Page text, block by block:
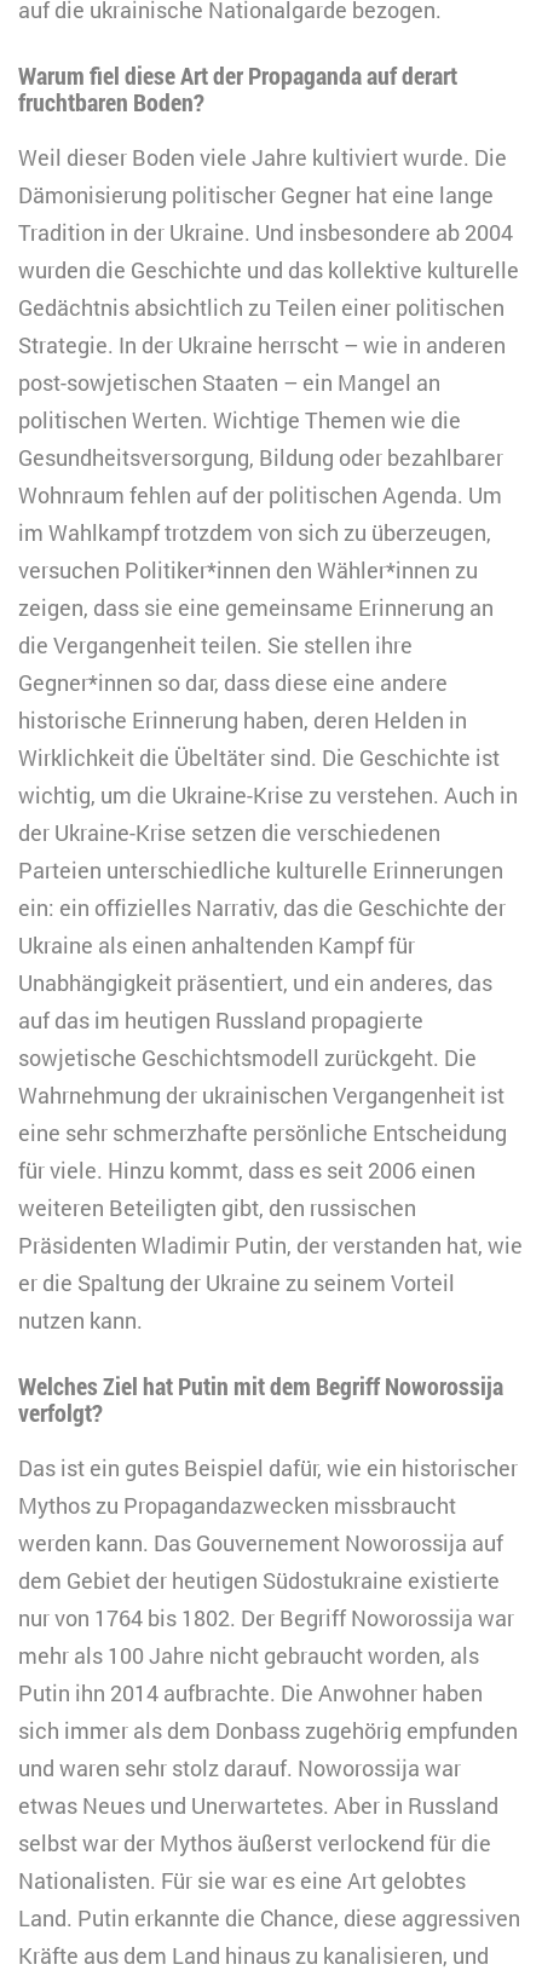
auf die ukrainische Nationalgarde bezogen.
Warum fiel diese Art der Propaganda auf derart
fruchtbaren Boden?
Weil dieser Boden viele Jahre kultiviert wurde. Die
Dämonisierung politischer Gegner hat eine lange
Tradition in der Ukraine. Und insbesondere ab 2004
wurden die Geschichte und das kollektive kulturelle
Gedächtnis absichtlich zu Teilen einer politischen
Strategie. In der Ukraine herrscht – wie in anderen
post-sowjetischen Staaten – ein Mangel an
politischen Werten. Wichtige Themen wie die
Gesundheitsversorgung, Bildung oder bezahlbarer
Wohnraum fehlen auf der politischen Agenda. Um
im Wahlkampf trotzdem von sich zu überzeugen,
versuchen Politiker*innen den Wähler*innen zu
zeigen, dass sie eine gemeinsame Erinnerung an
die Vergangenheit teilen. Sie stellen ihre
Gegner*innen so dar, dass diese eine andere
historische Erinnerung haben, deren Helden in
Wirklichkeit die Übeltäter sind. Die Geschichte ist
wichtig, um die Ukraine-Krise zu verstehen. Auch in
der Ukraine-Krise setzen die verschiedenen
Parteien unterschiedliche kulturelle Erinnerungen
ein: ein offizielles Narrativ, das die Geschichte der
Ukraine als einen anhaltenden Kampf für
Unabhängigkeit präsentiert, und ein anderes, das
auf das im heutigen Russland propagierte
sowjetische Geschichtsmodell zurückgeht. Die
Wahrnehmung der ukrainischen Vergangenheit ist
eine sehr schmerzhafte persönliche Entscheidung
für viele. Hinzu kommt, dass es seit 2006 einen
weiteren Beteiligten gibt, den russischen
Präsidenten Wladimir Putin, der verstanden hat, wie
er die Spaltung der Ukraine zu seinem Vorteil
nutzen kann.
Welches Ziel hat Putin mit dem Begriff Noworossija
verfolgt?
Das ist ein gutes Beispiel dafür, wie ein historischer
Mythos zu Propagandazwecken missbraucht
werden kann. Das Gouvernement Noworossija auf
dem Gebiet der heutigen Südostukraine existierte
nur von 1764 bis 1802. Der Begriff Noworossija war
mehr als 100 Jahre nicht gebraucht worden, als
Putin ihn 2014 aufbrachte. Die Anwohner haben
sich immer als dem Donbass zugehörig empfunden
und waren sehr stolz darauf. Noworossija war
etwas Neues und Unerwartetes. Aber in Russland
selbst war der Mythos äußerst verlockend für die
Nationalisten. Für sie war es eine Art gelobtes
Land. Putin erkannte die Chance, diese aggressiven
Kräfte aus dem Land hinaus zu kanalisieren, und